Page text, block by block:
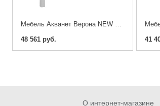
Мебель Акванет Верона NEW 100 напольная (тумба с раковиной)
48 561 руб.
41
О интернет-магазине